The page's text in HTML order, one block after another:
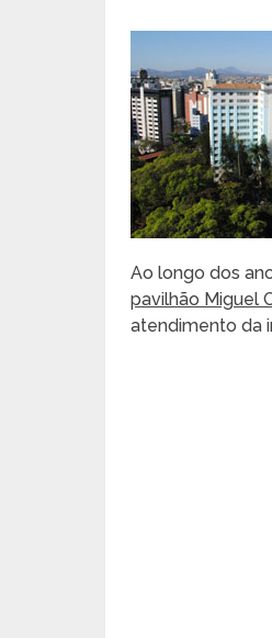
Ao longo dos
pavilhão Miguel
atendimento da